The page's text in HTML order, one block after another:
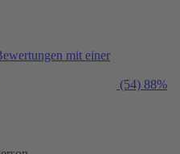
mit einer
(54) 88%